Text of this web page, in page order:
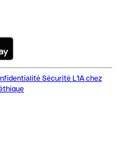
Sécurité L'IA chez